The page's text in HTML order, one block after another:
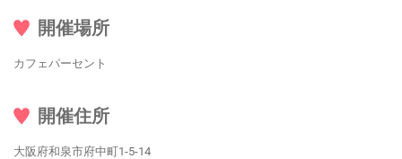
開催場所
カフェパーセント
開催住所
大阪府和泉市府中町1-5-14